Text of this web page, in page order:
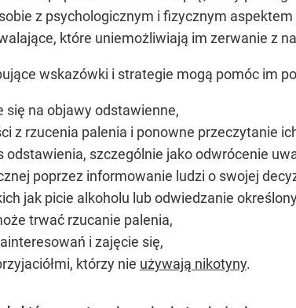
z psychologicznym i fizycznym aspektem
które uniemożliwiają im zerwanie z
wskazówki i strategie mogą pomóc im
na objawy odstawienne,
z rzucenia palenia i ponowne przeczytanie
szczególnie jako odwrócenie
poprzez informowanie ludzi o swojej
jak picie alkoholu lub odwiedzanie
trwać rzucanie palenia,
i zajęcie się,
którzy nie używają nikotyny.